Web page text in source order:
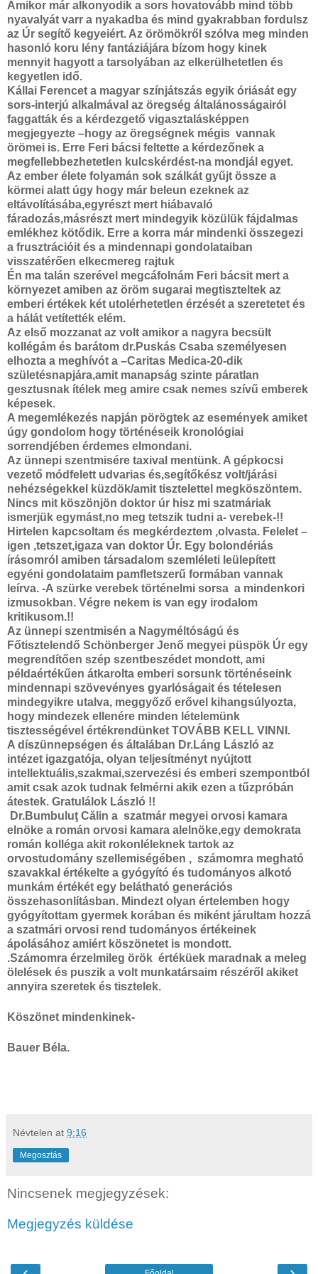
Amikor már alkonyodik a sors hovatovább mind több
nyavalyát varr a nyakadba és mind gyakrabban fordulsz
az Úr segítő kegyeiért. Az örömökről szólva meg minden
hasonló koru lény fantáziájára bízom hogy kinek
mennyit hagyott a tarsolyában az elkerülhetetlen és
kegyetlen idő.
Kállai Ferencet a magyar színjátszás egyik óriását egy
sors-interjú alkalmával az öregség általánosságairól
faggatták és a kérdezgető vigasztalásképpen
megjegyezte –hogy az öregségnek mégis vannak
örömei is. Erre Feri bácsi feltette a kérdezőnek a
megfellebbezhetetlen kulcskérdést-na mondjál egyet.
Az ember élete folyamán sok szálkát gyűjt össze a
körmei alatt úgy hogy már beleun ezeknek az
eltávolításába,egyrészt mert hiábavaló
fáradozás,másrészt mert mindegyik közülük fájdalmas
emlékhez kötődik. Erre a korra már mindenki összegezi
a frusztrációit és a mindennapi gondolataiban
visszatérően elkecmereg rajtuk
Én ma talán szerével megcáfolnám Feri bácsit mert a
környezet amiben az öröm sugarai megtiszteltek az
emberi értékek két utolérhetetlen érzését a szeretetet és
a hálát vetítették elém.
Az első mozzanat az volt amikor a nagyra becsült
kollégám és barátom dr.Puskás Csaba személyesen
elhozta a meghívót a –Caritas Medica-20-dik
születésnapjára,amit manapság szinte páratlan
gesztusnak ítélek meg amire csak nemes szívű emberek
képesek.
A megemlékezés napján pörögtek az események amiket
úgy gondolom hogy történéseik kronológiai
sorrendjében érdemes elmondani.
Az ünnepi szentmisére taxival mentünk. A gépkocsi
vezető módfelett udvarias és,segítőkész volt/járási
nehézségekkel küzdök/amit tisztelettel megköszöntem.
Nincs mit köszönjön doktor úr hisz mi szatmáriak
ismerjük egymást,no meg tetszik tudni a- verebek-!!
Hirtelen kapcsoltam és megkérdeztem ,olvasta. Felelet –
igen ,tetszet,igaza van doktor Úr. Egy bolondériás
írásomról amiben társadalom szemléleti leülepített
egyéni gondolataim pamfletszerű formában vannak
leírva. -A szürke verebek történelmi sorsa a mindenkori
izmusokban. Végre nekem is van egy irodalom
kritikusom.!!
Az ünnepi szentmisén a Nagyméltóságú és
Főtisztelendő Schönberger Jenő megyei püspök Úr egy
megrendítően szép szentbeszédet mondott, ami
példaértékűen átkarolta emberi sorsunk történéseink
mindennapi szövevényes gyarlóságait és tételesen
mindegyikre utalva, meggyőző erővel kihangsúlyozta,
hogy mindezek ellenére minden lételemünk
tisztességével értékrendünket TOVÁBB KELL VINNI.
A díszünnepségen és általában Dr.Láng László az
intézet igazgatója, olyan teljesítményt nyújtott
intellektuális,szakmai,szervezési és emberi szempontból
amit csak azok tudnak felmérni akik ezen a tűzpróbán
átestek. Gratulálok László !!
Dr.Bumbuluţ Călin a szatmár megyei orvosi kamara
elnöke a román orvosi kamara alelnöke,egy demokrata
román kolléga akit rokonléleknek tartok az
orvostudomány szellemiségében , számomra megható
szavakkal értékelte a gyógyító és tudományos alkotó
munkám értékét egy belátható generációs
összehasonlításban. Mindezt olyan értelemben hogy
gyógyítottam gyermek korában és miként járultam hozzá
a szatmári orvosi rend tudományos értékeinek
ápolásához amiért köszönetet is mondott.
.Számomra érzelmileg örök értéküek maradnak a meleg
ölelések és puszik a volt munkatársaim részéről akiket
annyira szeretek és tisztelek.
Köszönet mindenkinek-
Bauer Béla.
Névtelen at 9:16
Megosztás
Nincsenek megjegyzések:
Megjegyzés küldése